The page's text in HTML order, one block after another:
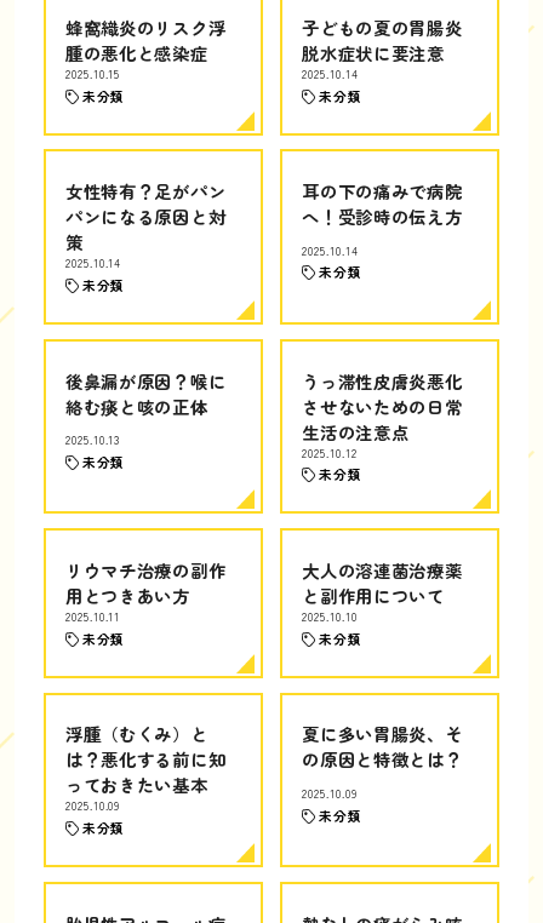
蜂窩織炎のリスク浮
腫の悪化と感染症
2025.10.15
未分類
子どもの夏の胃腸炎
脱水症状に要注意
2025.10.14
未分類
女性特有？足がパン
パンになる原因と対
策
2025.10.14
未分類
耳の下の痛みで病院
へ！受診時の伝え方
2025.10.14
未分類
後鼻漏が原因？喉に
絡む痰と咳の正体
2025.10.13
未分類
うっ滞性皮膚炎悪化
させないための日常
生活の注意点
2025.10.12
未分類
リウマチ治療の副作
用とつきあい方
2025.10.11
未分類
大人の溶連菌治療薬
と副作用について
2025.10.10
未分類
浮腫（むくみ）と
は？悪化する前に知
っておきたい基本
2025.10.09
未分類
夏に多い胃腸炎、そ
の原因と特徴とは？
2025.10.09
未分類